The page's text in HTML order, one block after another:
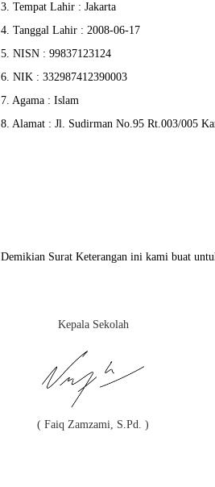
3. Tempat Lahir : Jakarta
4. Tanggal Lahir : 2008-06-17
5. NISN : 99837123124
6. NIK : 332987412390003
7. Agama : Islam
8. Alamat : Jl. Sudirman No.95 Rt.003/005
Demikian Surat Keterangan ini kami buat
Kepala Sekolah
( Faiq Zamzami, S.Pd. )